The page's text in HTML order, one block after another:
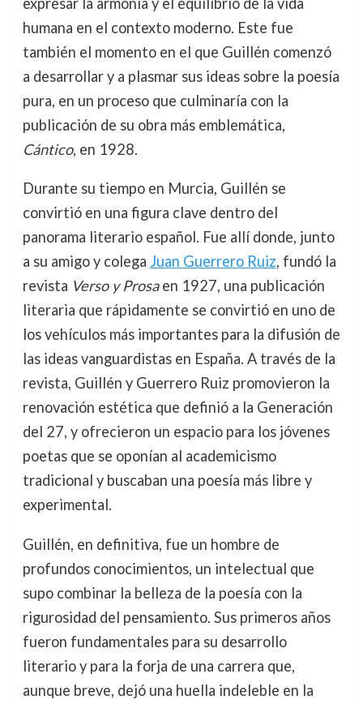
humana en el contexto moderno. Este fue
también el momento en el que Guillén comenzó
a desarrollar y a plasmar sus ideas sobre la poesía
pura, en un proceso que culminaría con la
publicación de su obra más emblemática,
Cántico, en 1928.
Durante su tiempo en Murcia, Guillén se
convirtió en una figura clave dentro del
panorama literario español. Fue allí donde, junto
a su amigo y colega Juan Guerrero Ruiz, fundó la
revista Verso y Prosaen 1927, una publicación
literaria que rápidamente se convirtió en uno de
los vehículos más importantes para la difusión de
las ideas vanguardistas en España. A través de la
revista, Guillén y Guerrero Ruiz promovieron la
renovación estética que definió a la Generación
del 27, y ofrecieron un espacio para los jóvenes
poetas que se oponían al academicismo
tradicional y buscaban una poesía más libre y
experimental.
Guillén, en definitiva, fue un hombre de
profundos conocimientos, un intelectual que
supo combinar la belleza de la poesía con la
rigurosidad del pensamiento. Sus primeros años
fueron fundamentales para su desarrollo
literario y para la forja de una carrera que,
aunque breve, dejó una huella indeleble en la